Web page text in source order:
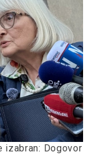
izabran: Dogovor